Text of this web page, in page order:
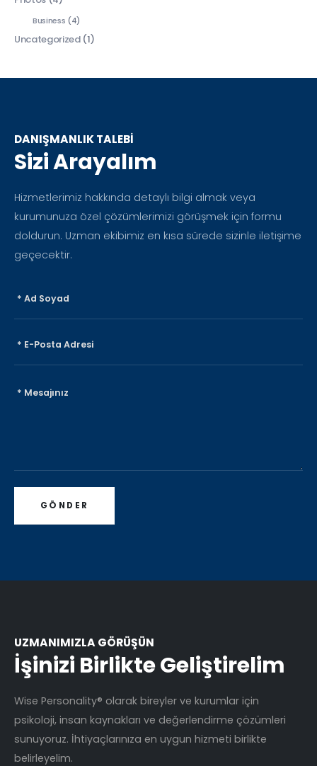
Business (4)
Uncategorized(1)
DANIŞMANLIK TALEBİ
Sizi Arayalım
Hizmetlerimiz hakkında detaylı bilgi almak veya
kurumunuza özel çözümlerimizi görüşmek için formu
doldurun. Uzman ekibimiz en kısa sürede sizinle iletişime
geçecektir.
UZMANIMIZLA GÖRÜŞÜN
İşinizi Birlikte Geliştirelim
Wise Personality® olarak bireyler ve kurumlar için
psikoloji, insan kaynakları ve değerlendirme çözümleri
sunuyoruz. İhtiyaçlarınıza en uygun hizmeti birlikte
belirleyelim.